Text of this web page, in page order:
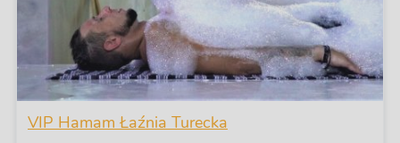
VIP Hamam Łaźnia Turecka